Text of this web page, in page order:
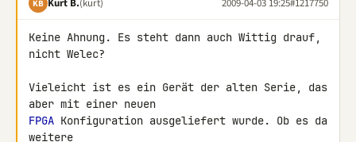
KB
Keine Ahnung. Es steht dann auch Wittig drauf,
nicht Welec?
Vieleicht ist es ein Gerät der alten Serie, das
FPGA Konfiguration ausgeliefert wurde. Ob es da
weitere